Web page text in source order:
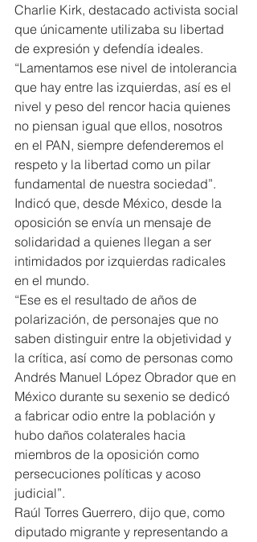
Charlie Kirk, destacado activista social
que únicamente utilizaba su libertad
de expresión y defendía ideales.
“Lamentamos ese nivel de intolerancia
que hay entre las izquierdas, así es el
nivel y peso del rencor hacia quienes
no piensan igual que ellos, nosotros
en el PAN, siempre defenderemos el
respeto y la libertad como un pilar
fundamental de nuestra sociedad”.
Indicó que, desde México, desde la
oposición se envía un mensaje de
solidaridad a quienes llegan a ser
intimidados por izquierdas radicales
en el mundo.
“Ese es el resultado de años de
polarización, de personajes que no
saben distinguir entre la objetividad y
la crítica, así como de personas como
Andrés Manuel López Obrador que en
México durante su sexenio se dedicó
a fabricar odio entre la población y
hubo daños colaterales hacia
miembros de la oposición como
persecuciones políticas y acoso
judicial”.
Raúl Torres Guerrero, dijo que, como
diputado migrante y representando a